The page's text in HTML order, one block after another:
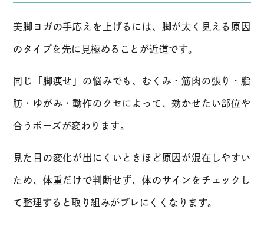
美脚ヨガの手応えを上げるには、脚が太く見える原因
のタイプを先に見極めることが近道です。
同じ「脚痩せ」の悩みでも、むくみ・筋肉の張り・脂
肪・ゆがみ・動作のクセによって、効かせたい部位や
合うポーズが変わります。
見た目の変化が出にくいときほど原因が混在しやすい
ため、体重だけで判断せず、体のサインをチェックし
て整理すると取り組みがブレにくくなります。